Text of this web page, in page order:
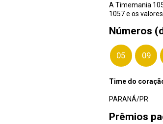
A Timemania
1057 e os
Números
05 09
Time do
PARANÁ/PR
Prêmios